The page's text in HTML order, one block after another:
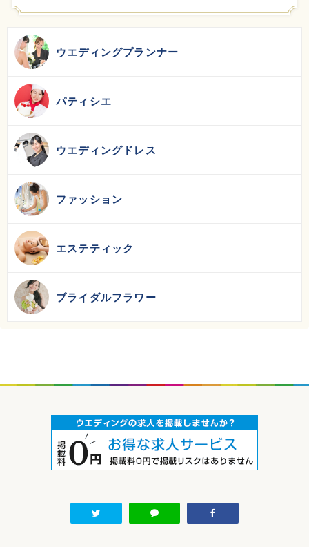
ウエディングプランナー
パティシエ
ウエディングドレス
ファッション
エステティック
ブライダルフラワー